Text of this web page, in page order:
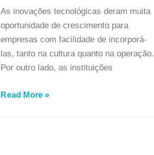
As inovações tecnológicas deram muita
oportunidade de crescimento para
empresas com facilidade de incorporá-
las, tanto na cultura quanto na operação.
Por outro lado, as instituições
Read More »